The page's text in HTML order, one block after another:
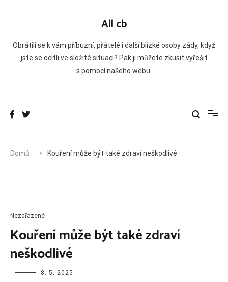
All cb
Obrátili se k vám příbuzní, přátelé i další blízké osoby zády, když
jste se ocitli ve složité situaci? Pak ji můžete zkusit vyřešit
s pomocí našeho webu.
Domů Kouření může být také zdraví neškodlivé
Nezařazené
Kouření může být také zdraví
neškodlivé
8. 5. 2025